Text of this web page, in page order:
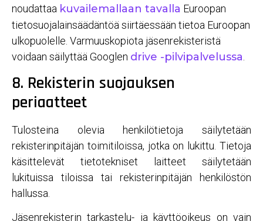
noudattaa kuvailemallaan tavalla Euroopan
tietosuojalainsäädäntöä siirtäessään tietoa Euroopan
ulkopuolelle. Varmuuskopiota jäsenrekisteristä
voidaan säilyttää Googlen drive -pilvipalvelussa.
8. Rekisterin suojauksen
periaatteet
Tulosteina olevia henkilötietoja säilytetään
rekisterinpitäjän toimitiloissa, jotka on lukittu. Tietoja
käsittelevät tietotekniset laitteet säilytetään
lukituissa tiloissa tai rekisterinpitäjän henkilöstön
hallussa.
Jäsenrekisterin tarkastelu- ja käyttöoikeus on vain